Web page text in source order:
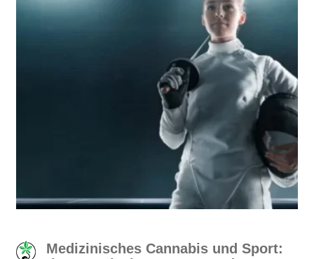
Medizinisches Cannabis und Sport: